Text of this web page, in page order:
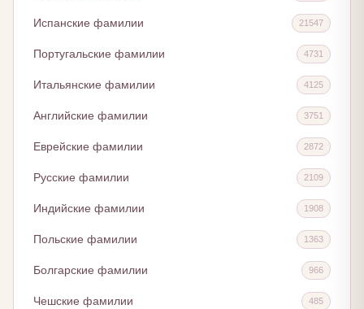
Испанские фамилии 21547
Португальские фамилии 4731
Итальянские фамилии 4125
Английские фамилии 3751
Еврейские фамилии 2872
Русские фамилии 2109
Индийские фамилии 1908
Польские фамилии 1363
Болгарские фамилии 966
Чешские фамилии 485